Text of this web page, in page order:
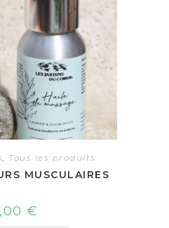
, Tous les produits
MUSCULAIRES
€